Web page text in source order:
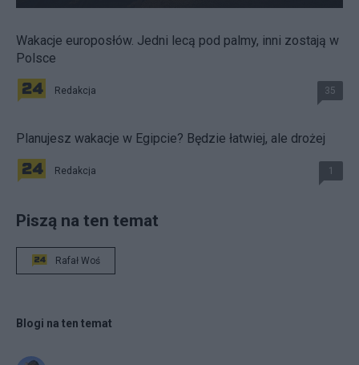
Wakacje europosłów. Jedni lecą pod palmy, inni zostają w
Polsce
Redakcja 35
Planujesz wakacje w Egipcie? Będzie łatwiej, ale drożej
Redakcja 1
Piszą na ten temat
Rafał Woś
Blogi na ten temat